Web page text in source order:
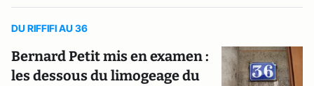
DU RIFFIFI AU 36
Bernard Petit mis en examen :
les dessous du limogeage du